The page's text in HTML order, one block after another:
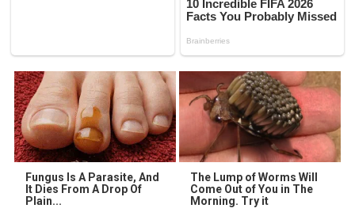
Fungus Is A Parasite, And
It Dies From A Drop Of
Plain...
The Lump of Worms Will
Come Out of You in The
Morning. Try it